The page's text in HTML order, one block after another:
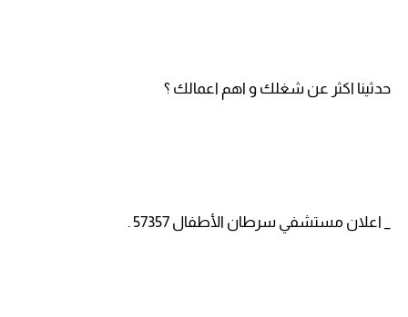
حدثينا اكثر عن شغلك و اهم اعمالك ؟
_ اعلان مستشفي سرطان الأطفال 57357 .